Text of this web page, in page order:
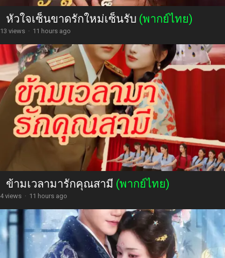
หัวใจเซ็นขาดรักใหม่เซ็นรับ (พากย์ไทย)
13 views · 11 hours ago
ข้ามเวลามารักคุณสามี (พากย์ไทย)
4 views · 11 hours ago